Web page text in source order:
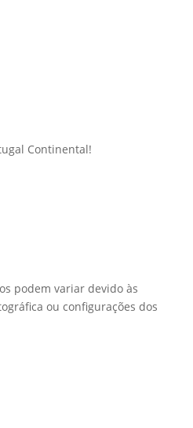
Continental!
podem variar devido às
ou configurações dos